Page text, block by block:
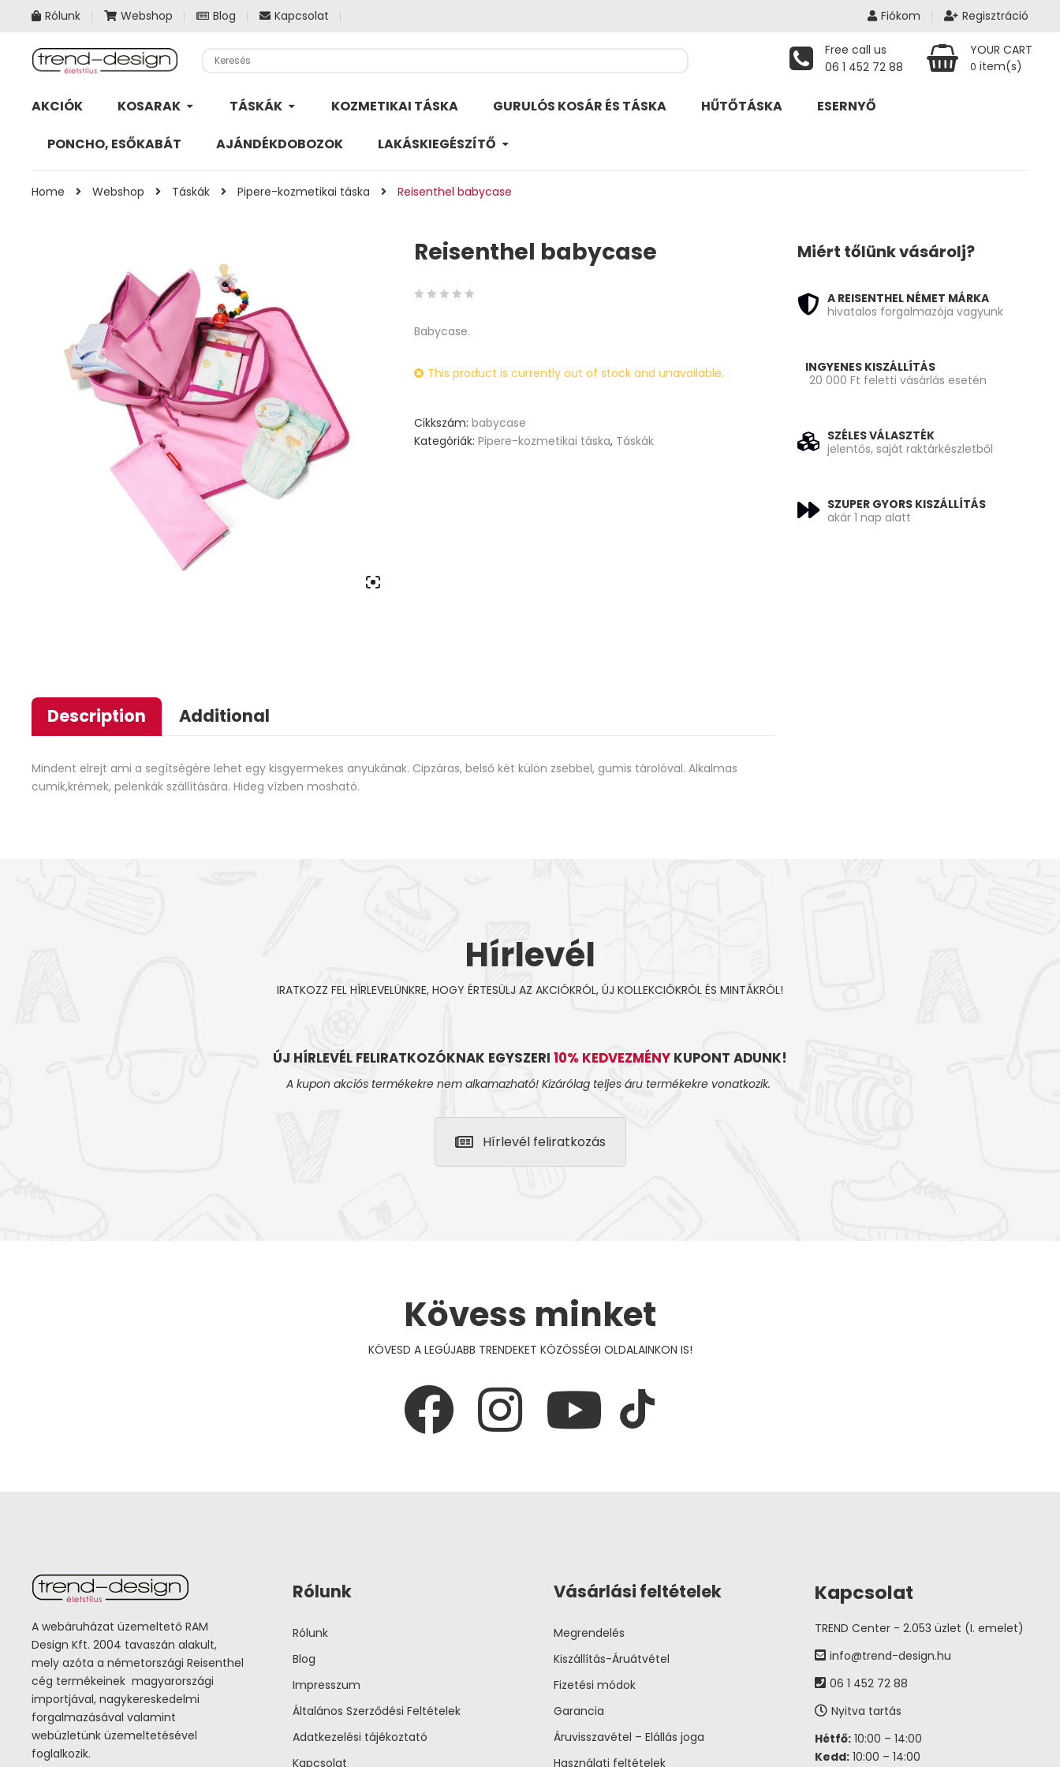
Rólunk Webshop Blog Kapcsolat Fiókom Regisztráció
Free call us
06 1 452 72 88
YOUR CART
0 item(s)
AKCIÓK KOSARAK TÁSKÁK KOZMETIKAI TÁSKA GURULÓS KOSÁR ÉS TÁSKA HŰTŐTÁSKA ESERNYŐ
PONCHO, ESŐKABÁT AJÁNDÉKDOBOZOK LAKÁSKIEGÉSZÍTŐ
Home Webshop Táskák Pipere-kozmetikai táska Reisenthel babycase
Reisenthel babycase
out
based
ratings
Babycase.
This product is currently out of stock and unavailable.
Cikkszám:babycase
Kategóriák:Pipere-kozmetikai táska, Táskák
Description Additional
Mindent elrejt ami a segítségére lehet egy kisgyermekes anyukának. Cipzáras, belső két külön zsebbel, gumis tárolóval. Alkalmas
cumik,krémek, pelenkák szállítására. Hideg vízben mosható.
Miért tőlünk vásárolj?
A REISENTHEL NÉMET MÁRKA
hivatalos forgalmazója vagyunk
INGYENES KISZÁLLÍTÁS
20 000 Ft feletti vásárlás esetén
SZÉLES VÁLASZTÉK
jelentős, saját raktárkészletből
SZUPER GYORS KISZÁLLÍTÁS
akár 1 nap alatt
Hírlevél
IRATKOZZ FEL HÍRLEVELÜNKRE, HOGY ÉRTESÜLJ AZ AKCIÓKRÓL, ÚJ KOLLEKCIÓKRÓL ÉS MINTÁKRÓL!
ÚJ HÍRLEVÉL FELIRATKOZÓKNAK EGYSZERI 10% KEDVEZMÉNY KUPONT ADUNK!
A kupon akciós termékekre nem alkamazható! Kizárólag teljes áru termékekre vonatkozik.
Hírlevél feliratkozás
Kövess minket
KÖVESD A LEGÚJABB TRENDEKET KÖZÖSSÉGI OLDALAINKON IS!
A webáruházat üzemeltető RAM
Design Kft. 2004 tavaszán alakult,
mely azóta a németországi Reisenthel
cég termékeinek magyarországi
importjával, nagykereskedelmi
forgalmazásával valamint
webüzletünk üzemeltetésével
foglalkozik.
Rólunk
Rólunk
Blog
Impresszum
Általános Szerződési Feltételek
Adatkezelési tájékoztató
Kapcsolat
Vásárlási feltételek
Megrendelés
Kiszállítás-Áruátvétel
Fizetési módok
Garancia
Áruvisszavétel – Elállás joga
Használati feltételek
Kapcsolat
TREND Center - 2.053 üzlet (I. emelet)
info@trend-design.hu
06 1 452 72 88
Nyitva tartás
Hétfő: 10:00 – 14:00
Kedd: 10:00 – 14:00